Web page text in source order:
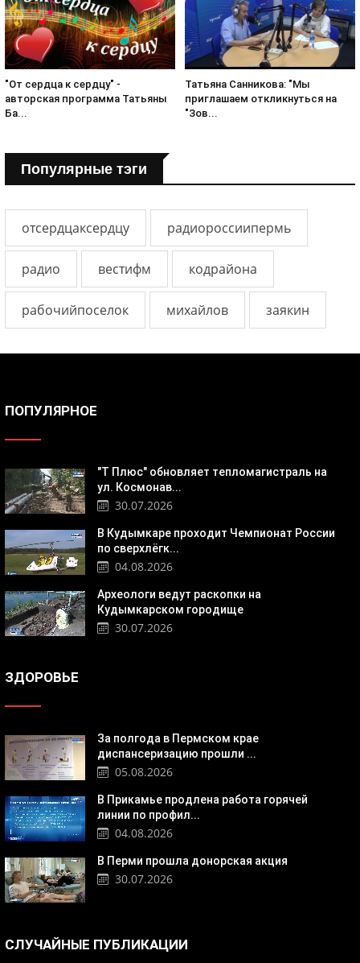
"От сердца к сердцу" -
авторская программа Татьяны
Ба...
Татьяна Санникова: "Мы
приглашаем откликнуться на
"Зов...
Популярные тэги
отсердцаксердцу радиороссиипермь
радио вестифм кодрайона
рабочийпоселок михайлов заякин
ПОПУЛЯРНОЕ
"Т Плюс" обновляет тепломагистраль на
ул. Космонав...
30.07.2026
В Кудымкаре проходит Чемпионат России
по сверхлёгк...
04.08.2026
Археологи ведут раскопки на
Кудымкарском городище
30.07.2026
ЗДОРОВЬЕ
За полгода в Пермском крае
диспансеризацию прошли ...
05.08.2026
В Прикамье продлена работа горячей
линии по профил...
04.08.2026
В Перми прошла донорская акция
30.07.2026
СЛУЧАЙНЫЕ ПУБЛИКАЦИИ